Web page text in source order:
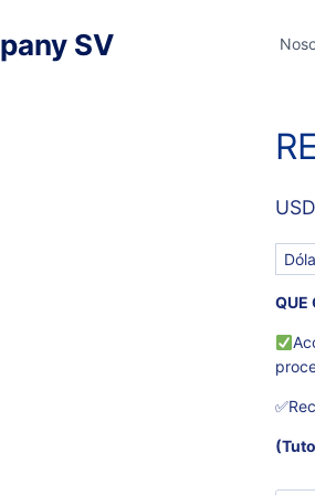
SV
USD
QUE